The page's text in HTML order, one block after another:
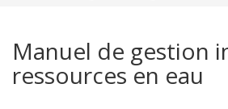
Manuel de gestion
ressources en eau